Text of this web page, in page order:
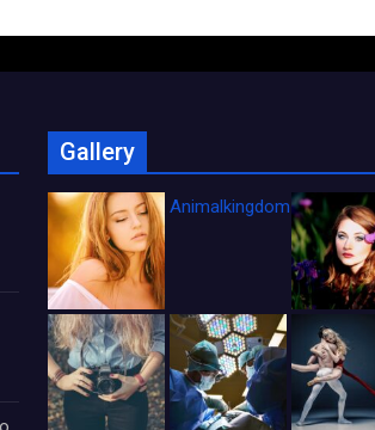
Gallery
Animalkingdom_FichaCine